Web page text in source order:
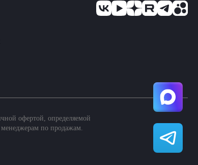
офертой, определяемой
менеджерам по продажам.